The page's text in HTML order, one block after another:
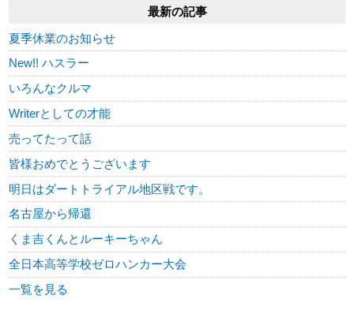
最新の記事
夏季休業のお知らせ
New!! ハスラー
いろんなクルマ
Writerとしての才能
売ってたって話
皆様おめでとうございます
明日はダートトライアル地区戦です。
名古屋から帰還
くま吉くんとルーキーちゃん
全日本高等学校ゼロハンカー大会
一覧を見る